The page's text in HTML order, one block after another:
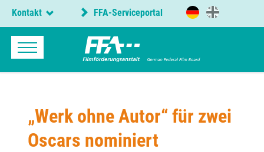
Kontakt FFA-Serviceportal
„Werk ohne Autor“ für zwei
Oscars nominiert